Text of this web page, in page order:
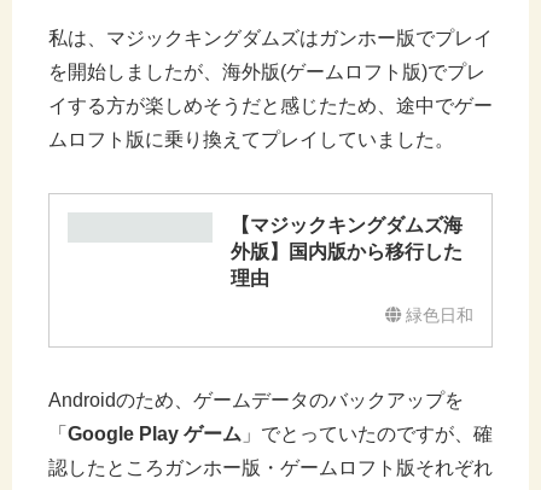
私は、マジックキングダムズはガンホー版でプレイ
を開始しましたが、海外版(ゲームロフト版)でプレ
イする方が楽しめそうだと感じたため、途中でゲー
ムロフト版に乗り換えてプレイしていました。
【マジックキングダムズ海
外版】国内版から移行した
理由
緑色日和
Androidのため、ゲームデータのバックアップを
「 Google Play ゲーム 」でとっていたのですが、確
認したところガンホー版・ゲームロフト版それぞれ